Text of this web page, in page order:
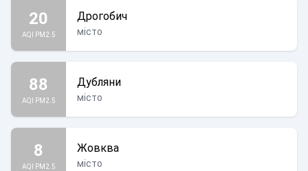
20
AQI PM2.5
Дрогобич
місто
88
AQI PM2.5
Дубляни
місто
8
AQI PM2.5
Жовква
місто